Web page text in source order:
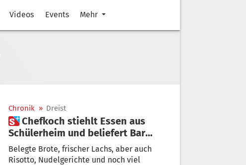
Videos Events Mehr
Chronik » Dreist
 Chefkoch stiehlt Essen aus
Schülerheim und beliefert Bar
seiner Frau
Belegte Brote, frischer Lachs, aber auch
Risotto, Nudelgerichte und noch viel